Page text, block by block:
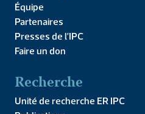
Équipe
Partenaires
Presses de l’IPC
Faire un don
Recherche
Unité de recherche ER IPC
Journée
Portes